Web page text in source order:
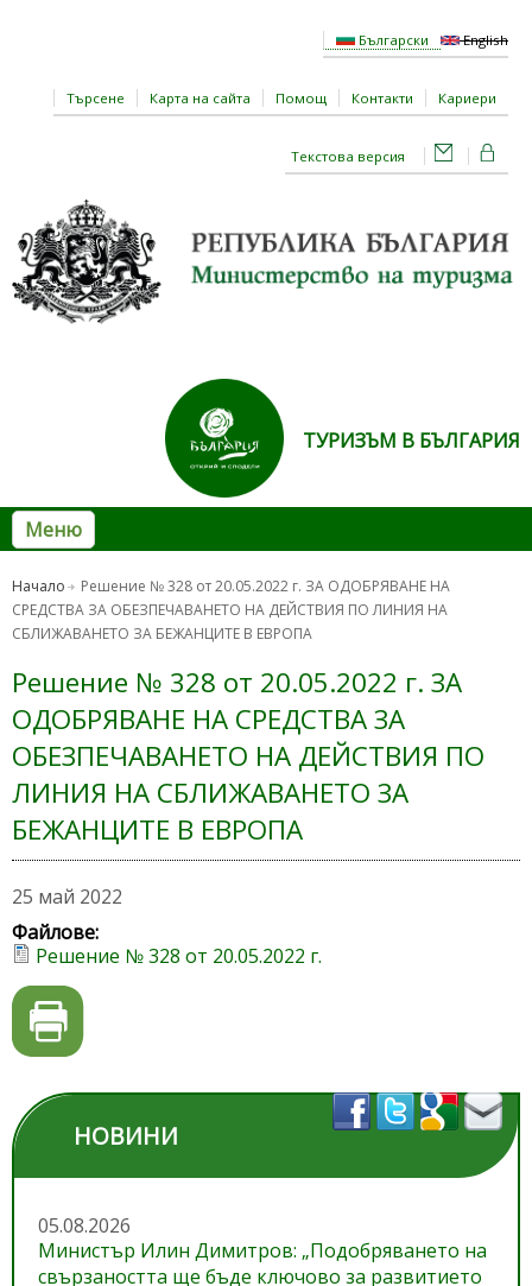
Български English
Търсене Карта на сайта Помощ Контакти Кариери
Текстова версия
ТУРИЗЪМ В БЪЛГАРИЯ
Меню
Начало
Решение № 328 от 20.05.2022 г. ЗА ОДОБРЯВАНЕ НА
СРЕДСТВА ЗА ОБЕЗПЕЧАВАНЕТО НА ДЕЙСТВИЯ ПО ЛИНИЯ НА
СБЛИЖАВАНЕТО ЗА БЕЖАНЦИТЕ В ЕВРОПА
Решение № 328 от 20.05.2022 г. ЗА
ОДОБРЯВАНЕ НА СРЕДСТВА ЗА
ОБЕЗПЕЧАВАНЕТО НА ДЕЙСТВИЯ ПО
ЛИНИЯ НА СБЛИЖАВАНЕТО ЗА
БЕЖАНЦИТЕ В ЕВРОПА
25 май 2022
Файлове:
Решение № 328 от 20.05.2022 г.
НОВИНИ
05.08.2026
Министър Илин Димитров: „Подобряването на
свързаността ще бъде ключово за развитието